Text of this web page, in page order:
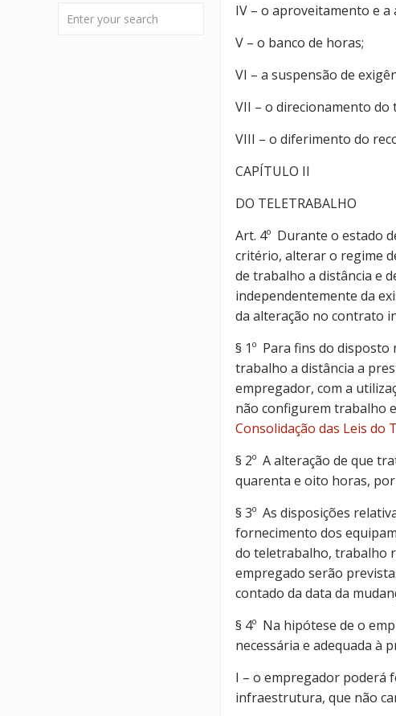
IV – o aproveitamento e a
V – o banco de horas;
VI – a suspensão de
VII – o direcionamento do
VIII – o diferimento do
CAPÍTULO II
DO TELETRABALHO
Art. 4º Durante o estado
critério, alterar o regime
de trabalho a distância e
independentemente da
da alteração no contrato
§ 1º Para fins do
trabalho a distância a
empregador, com a
não configurem trabalho
Consolidação das Leis do
§ 2º A alteração de que
quarenta e oito horas,
§ 3º As disposições
fornecimento dos
do teletrabalho, trabalho
empregado serão
contado da data da
§ 4º Na hipótese de o
necessária e adequada à
I – o empregador poderá
infraestrutura, que não